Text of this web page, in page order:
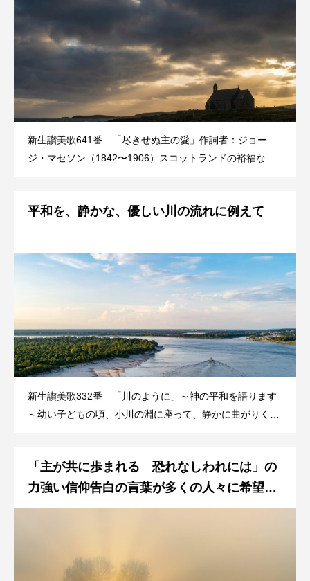
新生讃美歌641番 「尽きせぬ主の愛」作詞者：ジョー
ジ・マセソン（1842〜1906）スコットランドの裕福な商
席で卒業し、後に神学を学んでスコットランドの保養地イ
平和を、静かな、優しい川の流れに例えて
新生讃美歌332番 「川のように」～神の平和を語ります
～幼い子どもの頃、小川の淵に座って、静かに曲がりくね
やかさそのものでした。その川はどこへ行くのでしょう
か？ その川が長い旅をしてミ
「主が共に歩まれる 恐れなしわれには」の
力強い信仰告白の言葉が多くの人々に希望と
勇気を与えています